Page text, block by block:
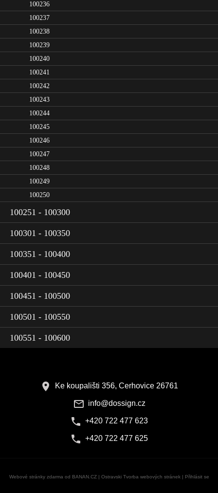
100236
100237
100238
100239
100240
100241
100242
100243
100244
100245
100246
100247
100248
100249
100250
100251 - 100300
100301 - 100350
100351 - 100400
100401 - 100450
100451 - 100500
100501 - 100550
100551 - 100600
Ke koupališti 356, Cerhovice 26761
info@dossign.cz
+420 722 477 623
+420 722 477 625
Webové stránky zdarma od BANAN.CZ| Ostravski Tvorba webových stránek | Přihlásit se